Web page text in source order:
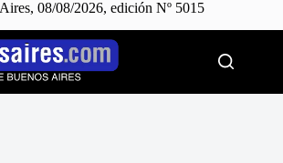
08/08/2026, edición Nº 5015